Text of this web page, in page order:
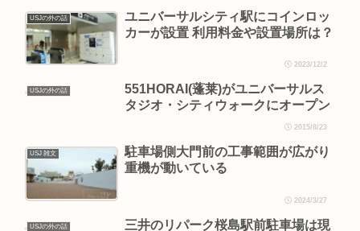
USJの外の話
ユニバーサルシティ駅にコインロッ
カーが設置 利用料金や設置場所は？
2023/12/2
USJの外の話
551HORAI(蓬莱)がユニバーサルス
タジオ・シティウォークにオープン
2015/8/23
USJ 雑文
駐車場側大門前の工事範囲が広がり
重機が動いている
2024/3/27
USJの外の話
三井のリパーク桜島駅前駐車場は現